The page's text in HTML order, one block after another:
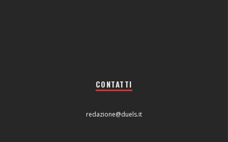
CONTATTI
redazione@duels.it